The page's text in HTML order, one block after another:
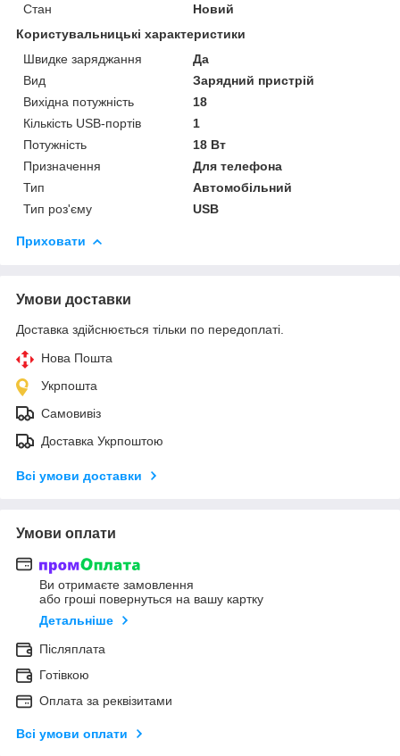
Стан
Новий
Користувальницькі характеристики
Швидке заряджання
Да
Вид
Зарядний пристрій
Вихідна потужність
18
Кількість USB-портів
1
Потужність
18 Вт
Призначення
Для телефона
Тип
Автомобільний
Тип роз'єму
USB
Приховати
Умови доставки
Доставка здійснюється тільки по передоплаті.
Нова Пошта
Укрпошта
Самовивіз
Доставка Укрпоштою
Всі умови доставки
Умови оплати
Ви отримаєте замовлення
або гроші повернуться на вашу картку
Детальніше
Післяплата
Готівкою
Оплата за реквізитами
Всі умови оплати